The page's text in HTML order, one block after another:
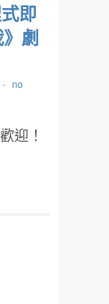
即
劇
- no
迎！